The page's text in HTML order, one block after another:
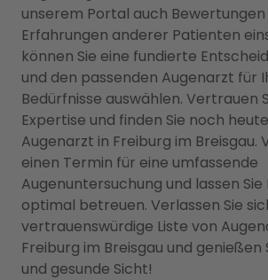
unserem Portal auch Bewertungen
Erfahrungen anderer Patienten
können Sie eine fundierte
und den passenden Augenarzt für
Bedürfnisse auswählen. Vertrauen
Expertise und finden Sie noch
Augenarzt in Freiburg im Breisgau.
einen Termin für eine umfassende
Augenuntersuchung und lassen
optimal betreuen. Verlassen Sie
vertrauenswürdige Liste von
Freiburg im Breisgau und genießen
und gesunde Sicht!